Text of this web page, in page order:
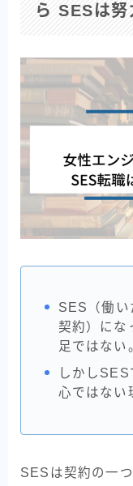
ら SESは努
SES（働い
契約）にな
足ではない
しかし
心ではない
SESは契約の一